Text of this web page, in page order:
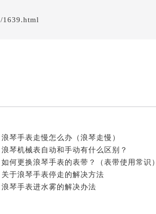
1639.html
浪琴手表走慢怎么办（浪琴走慢）
浪琴机械表自动和手动有什么区别？
如何更换浪琴手表的表带？（表带使用常识）
关于浪琴手表停走的解决方法
浪琴手表进水雾的解决办法